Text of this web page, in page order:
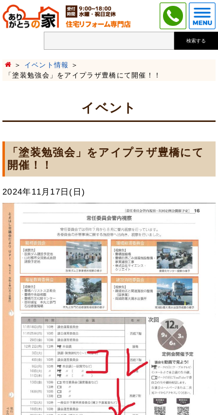
検索する
イベント情報
「塗装勉強会」をアイプラザ豊橋にて開催！！
イベント
「塗装勉強会」をアイプラザ豊橋にて
開催！！
2024年11月17日(日)